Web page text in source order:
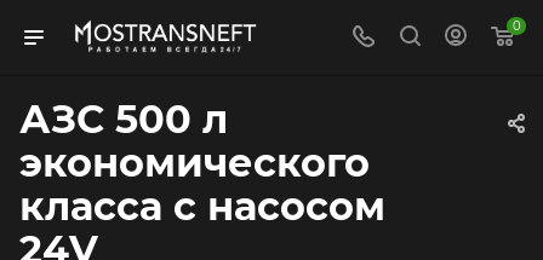
0
АЗС 500 л
экономического
класса с насосом
24V